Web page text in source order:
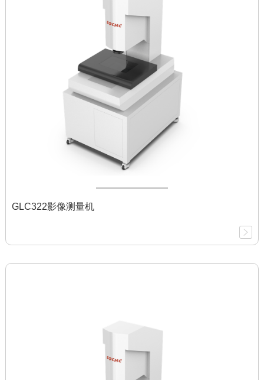
GLC322影像测量机